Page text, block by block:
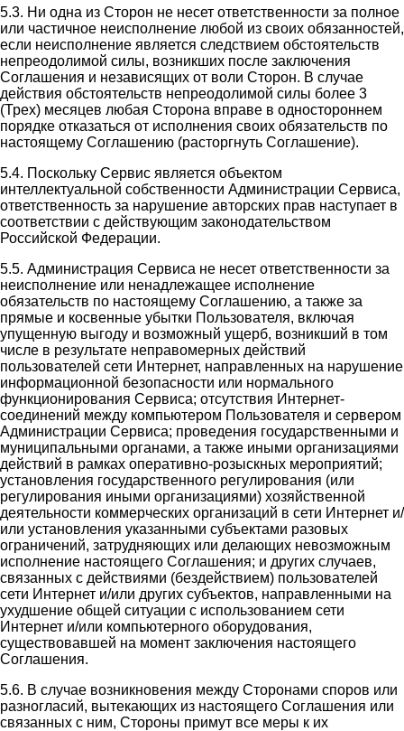
5.3. Ни одна из Сторон не несет ответственности за полное
или частичное неисполнение любой из своих обязанностей,
если неисполнение является следствием обстоятельств
непреодолимой силы, возникших после заключения
Соглашения и независящих от воли Сторон. В случае
действия обстоятельств непреодолимой силы более 3
(Трех) месяцев любая Сторона вправе в одностороннем
порядке отказаться от исполнения своих обязательств по
настоящему Соглашению (расторгнуть Соглашение).
5.4. Поскольку Сервис является объектом
интеллектуальной собственности Администрации Сервиса,
ответственность за нарушение авторских прав наступает в
соответствии с действующим законодательством
Российской Федерации.
5.5. Администрация Сервиса не несет ответственности за
неисполнение или ненадлежащее исполнение
обязательств по настоящему Соглашению, а также за
прямые и косвенные убытки Пользователя, включая
упущенную выгоду и возможный ущерб, возникший в том
числе в результате неправомерных действий
пользователей сети Интернет, направленных на нарушение
информационной безопасности или нормального
функционирования Сервиса; отсутствия Интернет-
соединений между компьютером Пользователя и сервером
Администрации Сервиса; проведения государственными и
муниципальными органами, а также иными организациями
действий в рамках оперативно-розыскных мероприятий;
установления государственного регулирования (или
регулирования иными организациями) хозяйственной
деятельности коммерческих организаций в сети Интернет и/
или установления указанными субъектами разовых
ограничений, затрудняющих или делающих невозможным
исполнение настоящего Соглашения; и других случаев,
связанных с действиями (бездействием) пользователей
сети Интернет и/или других субъектов, направленными на
ухудшение общей ситуации с использованием сети
Интернет и/или компьютерного оборудования,
существовавшей на момент заключения настоящего
Соглашения.
5.6. В случае возникновения между Сторонами споров или
разногласий, вытекающих из настоящего Соглашения или
связанных с ним, Стороны примут все меры к их